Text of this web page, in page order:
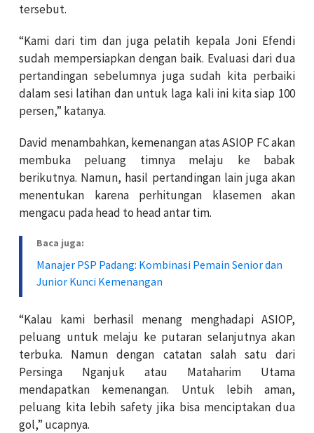
tersebut.
“Kami dari tim dan juga pelatih kepala Joni Efendi
sudah mempersiapkan dengan baik. Evaluasi dari dua
pertandingan sebelumnya juga sudah kita perbaiki
dalam sesi latihan dan untuk laga kali ini kita siap 100
persen,” katanya.
David menambahkan, kemenangan atas ASIOP FC akan
membuka peluang timnya melaju ke babak
berikutnya. Namun, hasil pertandingan lain juga akan
menentukan karena perhitungan klasemen akan
mengacu pada head to head antar tim.
Baca juga:
Manajer PSP Padang: Kombinasi Pemain Senior dan
Junior Kunci Kemenangan
“Kalau kami berhasil menang menghadapi ASIOP,
peluang untuk melaju ke putaran selanjutnya akan
terbuka. Namun dengan catatan salah satu dari
Persinga Nganjuk atau Mataharim Utama
mendapatkan kemenangan. Untuk lebih aman,
peluang kita lebih safety jika bisa menciptakan dua
gol,” ucapnya.